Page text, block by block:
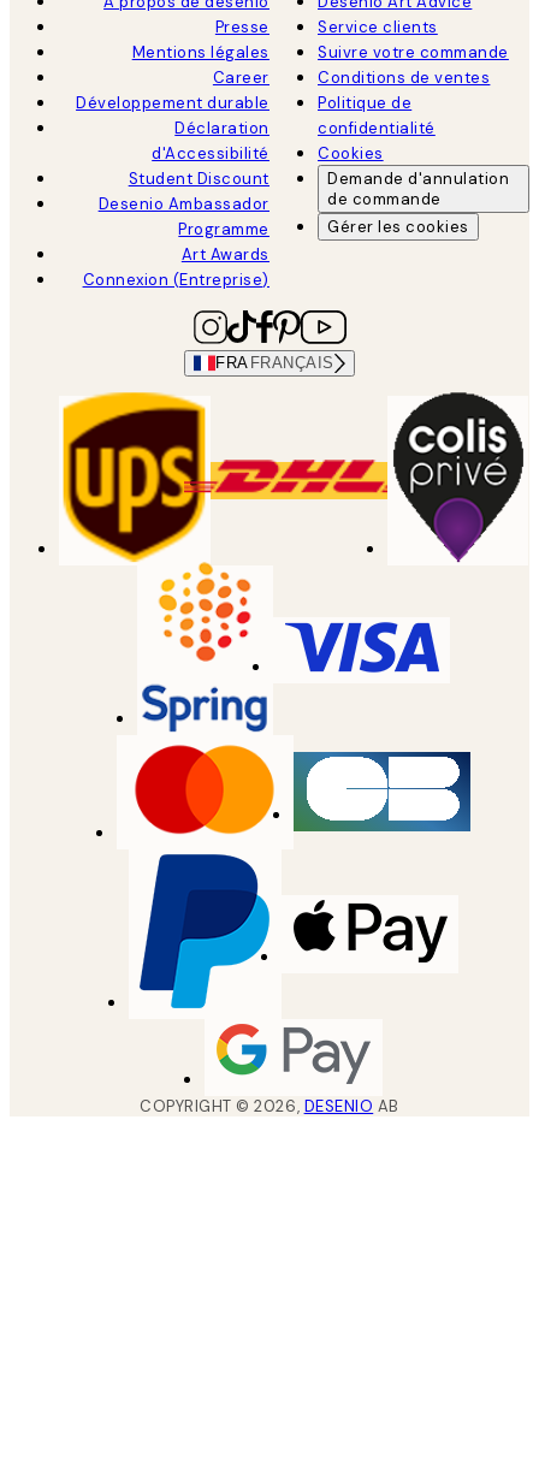
Presse
Mentions légales
Career
Développement durable
Déclaration
d'Accessibilité
Student Discount
Desenio Ambassador
Programme
Art Awards
Connexion (Entreprise)
Service clients
Suivre votre commande
Conditions de ventes
Politique de
confidentialité
Cookies
Demande d'annulation
de commande
Gérer les cookies
FRA FRANÇAIS
COPYRIGHT ©2026, DESENIO AB